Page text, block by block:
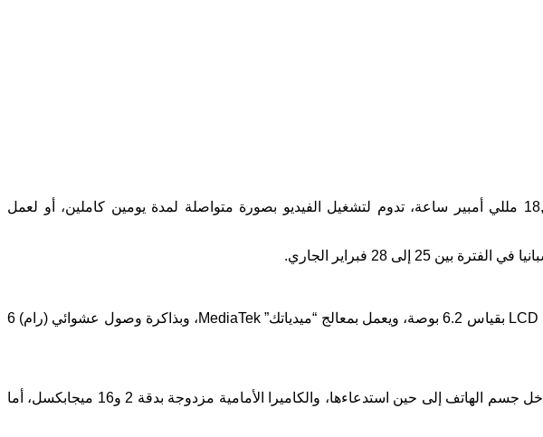
أعلنت شركة “إنرجايزر” Energizer، الأمريكية الشهيرة في مجال البطاريات، عن هاتف ذكي يعمل ببطارية 18,000 مللي أمبير ساعة، تدوم لتشغيل الفيديو بصورة متواصلة لمدة يومين كاملين، أو لعمل
ويبدو هاتف إنرجايزر الجديد كما لو كان “باور بانك” تم تركيب شاشة عليه، فسمكه 18 مم تقريبا، أما شاشته فمن نوع LCD بقياس 6.2 بوصة، ويعمل بمعالج “ميدياتك” MediaTek، وبذاكرة وصول عشوائي (رام) 6
ولا يحتوي هاتف إنرجايزر الجديد على نتوء (نوتش)، وقد تم تصميم الكاميرا الأمامية من النوع المنبثق، حيث تختفي داخل جسم الهاتف إلى حين استدعاءها، والكاميرا الأمامية مزدوجة بدقة 2 و16 ميجابكسل، أما